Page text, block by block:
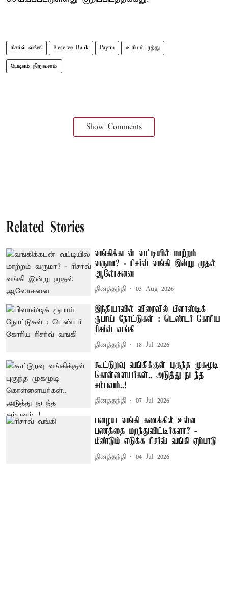
ரிசர்வ் வங்கி Reserve Bank Paytm உரிமம் ரத்து
பேடிஎம் நிறுவனம்
Show Comments
Related Stories
வங்கிக்கடன் வட்டியில் மாற்றம்
வருமா? - ரிசர்வ் வங்கி இன்று முதல்
ஆலோசனை
தினத்தந்தி 03 Aug 2026
இந்தியாவில் விரைவில் பிளாஸ்டிக்
ரூபாய் நோட்டுகள் : டெண்டர் கோரிய
ரிசர்வ் வங்கி
தினத்தந்தி 18 Jul 2026
கூட்டுறவு வங்கிக்குள் புகுந்த முகமூடி
கொள்ளையர்கள்.. அடுத்து நடந்த
சம்பவம்..!
தினத்தந்தி 07 Jul 2026
பழைய வங்கி கணக்கில் உள்ள
பணத்தை மறந்துவிட்டீர்களா? -
மீண்டும் எடுக்க ரிசர்வ் வங்கி ஏற்பாடு
தினத்தந்தி 04 Jul 2026